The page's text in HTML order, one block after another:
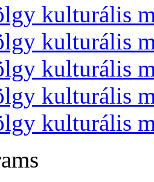
kulturális
kulturális
kulturális
kulturális
kulturális